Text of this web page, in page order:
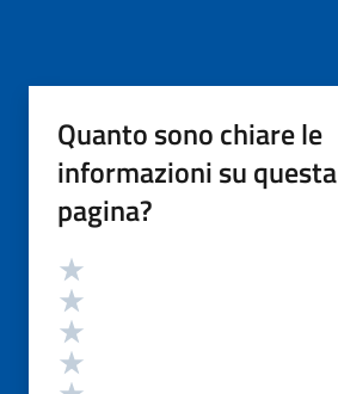
Quanto sono chiare le
informazioni su questa
pagina?
Valutazione